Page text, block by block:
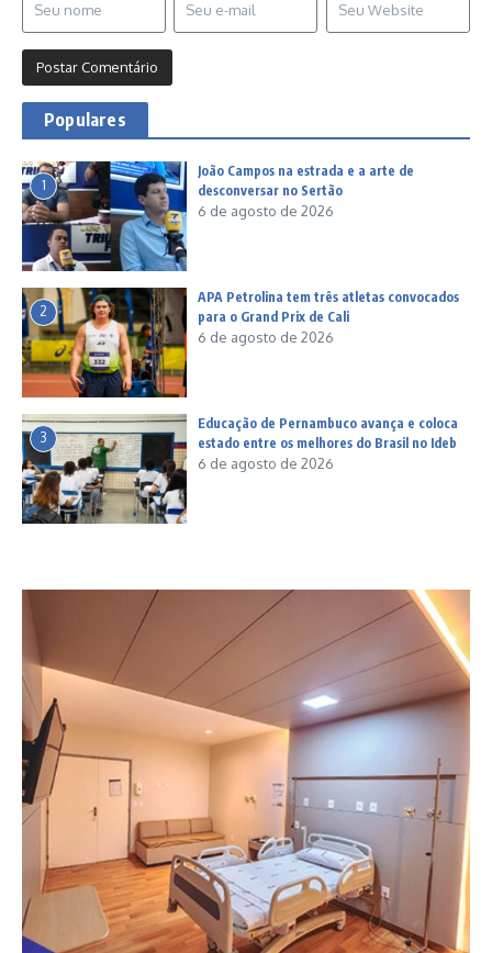
Populares
1
João Campos na estrada e a arte de
desconversar no Sertão
6 de agosto de 2026
2
APA Petrolina tem três atletas convocados
para o Grand Prix de Cali
6 de agosto de 2026
3
Educação de Pernambuco avança e coloca
estado entre os melhores do Brasil no Ideb
6 de agosto de 2026